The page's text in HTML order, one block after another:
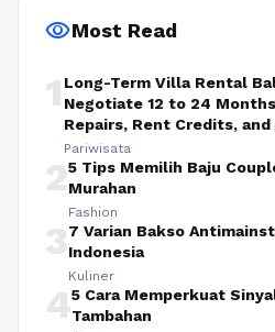
visibilityMost Read
1 Long-Term Villa Rental
Negotiate 12 to 24
Repairs, Rent Credits,
Pariwisata
25 Tips Memilih Baju
Murahan
Fashion
37 Varian Bakso
Indonesia
Kuliner
45 Cara Memperkuat
Tambahan